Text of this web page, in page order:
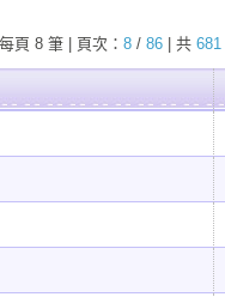
每頁 8 筆 | 頁次： 8 / 86 | 共 681